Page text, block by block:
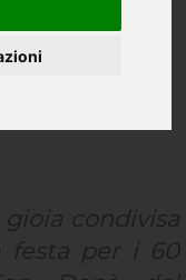
di
condivisa
festa per i 60